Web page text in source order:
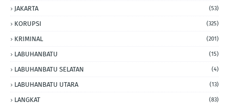
JAKARTA (53)
KORUPSI (325)
KRIMINAL (201)
LABUHANBATU (15)
LABUHANBATU SELATAN (4)
LABUHANBATU UTARA (13)
LANGKAT (83)